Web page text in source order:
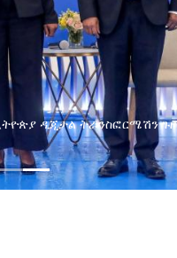
ዲጂታል ትራንስፎርሜሽን ጉዞ